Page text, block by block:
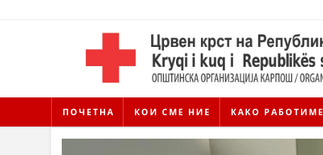
ПОЧЕТНА КОИ СМЕ НИЕ КАКО РАБОТИМЕ